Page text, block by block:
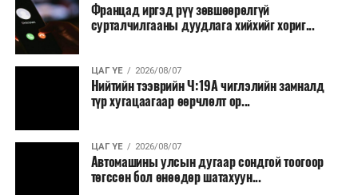
Францад иргэд рүү зөвшөөрөлгүй
сурталчилгааны дуудлага хийхийг хориг...
ЦАГ ҮЕ 2026/08/07
Нийтийн тээврийн Ч:19А чиглэлийн замналд
түр хугацаагаар өөрчлөлт ор...
ЦАГ ҮЕ 2026/08/07
Автомашины улсын дугаар сондгой тоогоор
төгссөн бол өнөөдөр шатахуун...